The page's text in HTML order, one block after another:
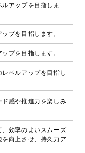
アップを目指しま
プを目指します。
プを目指します。
ベルアップを目指し
感や推進力を楽しみ
効率のよいスムーズ
向上させ、持久力ア